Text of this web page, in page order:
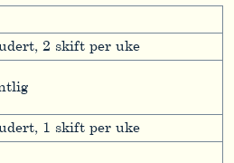
2 skift per uke
1 skift per uke